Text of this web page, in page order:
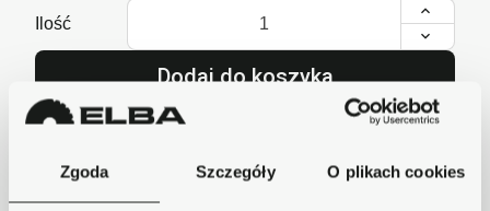
Zgoda Szczegóły O plikach cookies
Ilość
Dodaj do koszyka
lub zadzwoń i zamów +48 62 733 86 11